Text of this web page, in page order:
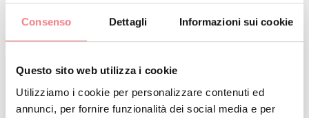
Consenso Dettagli Informazioni sui cookie
Questo sito web utilizza i cookie
Utilizziamo i cookie per personalizzare contenuti ed
annunci, per fornire funzionalità dei social media e per